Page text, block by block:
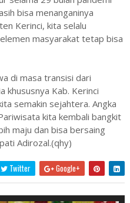
bisa menanganinya
Kerinci, kita selalu
masyarakat tetap bisa
di masa transisi dari
khususnya Kab. Kerinci
semakin sejahtera. Angka
kita kembali bangkit
maju dan bisa bersaing
Adirozal.(qhy)
Twitter Google+